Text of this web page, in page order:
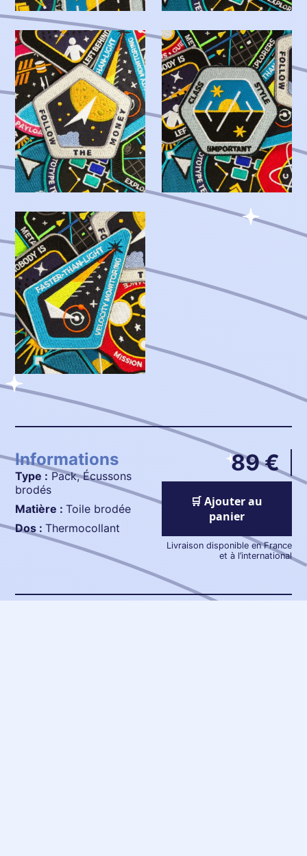
Informations
Type : Pack, Écussons
brodés
Matière :Toile brodée
Dos :Thermocollant
89 €
🛒 Ajouter au
panier
Livraison disponible en France
et à l’international